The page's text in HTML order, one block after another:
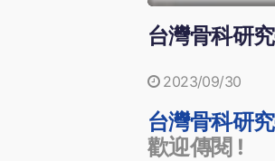
台灣骨科研
2023/09/30
台灣骨科研
歡迎傳閱 !